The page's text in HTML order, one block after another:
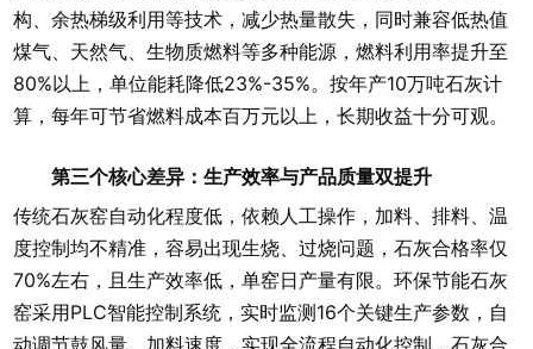
构、余热梯级利用等技术，减少热量散失，同时兼容低热值
煤气、天然气、生物质燃料等多种能源，燃料利用率提升至
80%以上，单位能耗降低23%-35%。按年产10万吨石灰计
算，每年可节省燃料成本百万元以上，长期收益十分可观。
第三个核心差异：生产效率与产品质量双提升
传统石灰窑自动化程度低，依赖人工操作，加料、排料、温
度控制均不精准，容易出现生烧、过烧问题，石灰合格率仅
70%左右，且生产效率低，单窑日产量有限。环保节能石灰
窑采用PLC智能控制系统，实时监测16个关键生产参数，自
动调节鼓风量、加料速度，实现全流程自动化控制，石灰合